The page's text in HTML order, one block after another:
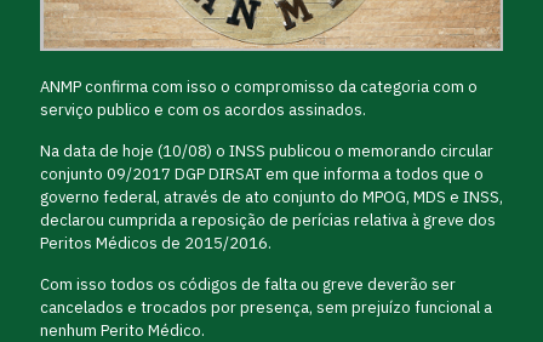
ANMP confirma com isso o compromisso da categoria com o
serviço publico e com os acordos assinados.
Na data de hoje (10/08) o INSS publicou o memorando circular
conjunto 09/2017 DGP DIRSAT em que informa a todos que o
governo federal, através de ato conjunto do MPOG, MDS e INSS,
declarou cumprida a reposição de perícias relativa à greve dos
Peritos Médicos de 2015/2016.
Com isso todos os códigos de falta ou greve deverão ser
cancelados e trocados por presença, sem prejuízo funcional a
nenhum Perito Médico.